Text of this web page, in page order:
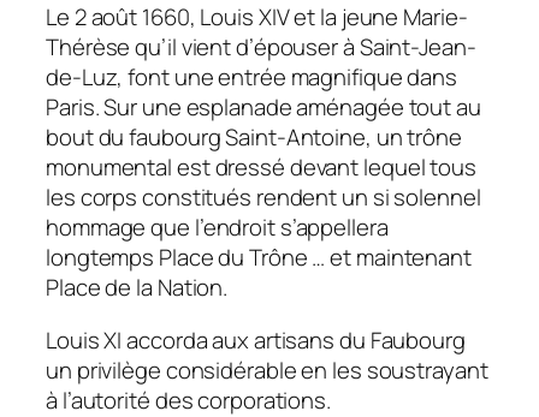
Le 2 août 1660, Louis XIV et la jeune Marie-
Thérèse qu’il vient d’épouser à Saint-Jean-
de-Luz, font une entrée magnifique dans
Paris. Sur une esplanade aménagée tout au
bout du faubourg Saint-Antoine, un trône
monumental est dressé devant lequel tous
les corps constitués rendent un si solennel
hommage que l’endroit s’appellera
longtemps Place du Trône … et maintenant
Place de la Nation.
Louis XI accorda aux artisans du Faubourg
un privilège considérable en les soustrayant
à l’autorité des corporations.